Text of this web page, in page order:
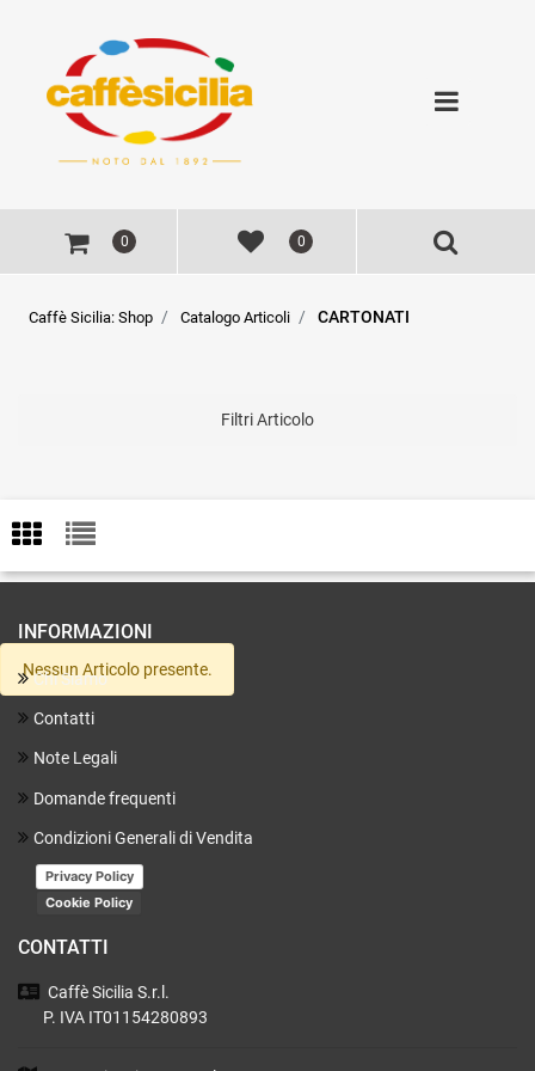
0 0
Caffè Sicilia: Shop Catalogo Articoli CARTONATI
Filtri Articolo
Nessun Articolo presente.
INFORMAZIONI
Chi Siamo
Contatti
Note Legali
Domande frequenti
Condizioni Generali di Vendita
Privacy Policy
Cookie Policy
CONTATTI
Caffè Sicilia S.r.l.
P. IVA IT01154280893